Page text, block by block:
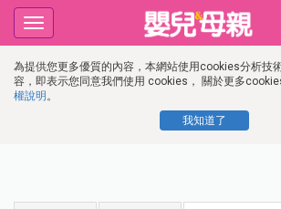
為提供您更多優質的內容，本網站使用cookies分析技
容，即表示您同意我們使用 cookies， 關於更多
權說明 。
我知道了
Toggle
navigation